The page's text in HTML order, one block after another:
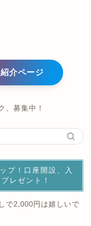
介ページ
、募集中！
プ！口座開設、入
レゼント！
で2,000円は嬉しいで